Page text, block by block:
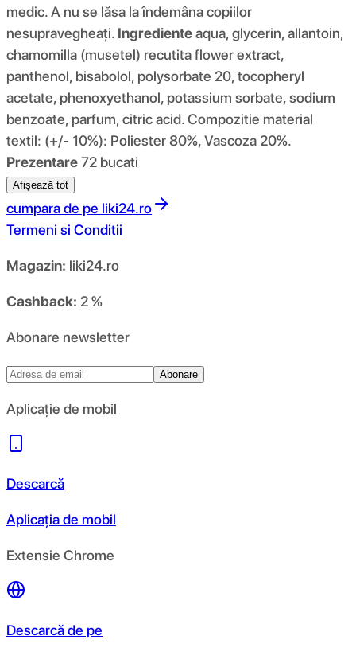
medic. A nu se lăsa la îndemâna copiilor
nesupravegheați. Ingredienteaqua, glycerin, allantoin,
chamomilla (musetel) recutita flower extract,
panthenol, bisabolol, polysorbate 20, tocopheryl
acetate, phenoxyethanol, potassium sorbate, sodium
benzoate, parfum, citric acid. Compozitie material
textil: (+/- 10%): Poliester 80%, Vascoza 20%.
Prezentare72 bucati
Afișează tot
cumpara de pe liki24.ro
Termeni si Conditii
Magazin: liki24.ro
Cashback: 2 %
Abonare newsletter
Abonare
Aplicație de mobil
Descarcă
Aplicația de mobil
Extensie Chrome
Descarcă de pe